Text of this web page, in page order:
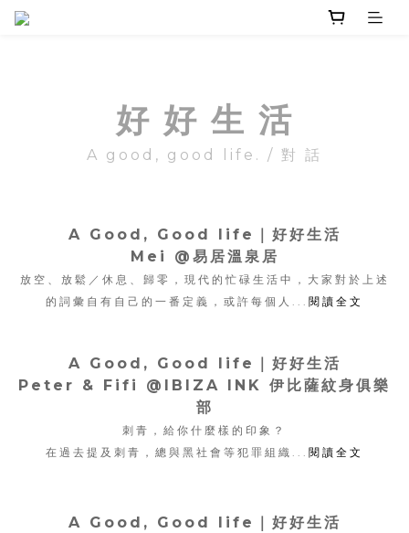
好 好 生 活
A good, good life. / 對 話
A Good, Good life｜ 好好生活
Mei @易居溫泉居
放空、放鬆／休息、歸零，現代的忙碌生活中， 大家對於上述
的詞彙自有自己的一番定義，或許每個人... 閱讀全文
A Good, Good life｜ 好好生活
Peter & Fifi @IBIZA INK 伊比薩紋身俱樂
部
刺青，給你什麼樣的印象？
在過去提及刺青，總與黑社會等犯罪組織... 閱讀全文
A Good, Good life｜好好生活